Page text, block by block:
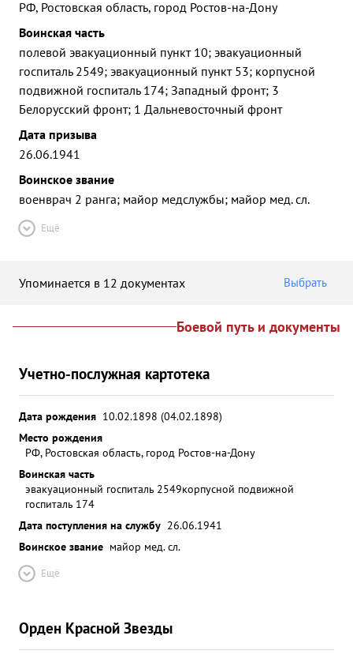
РФ, Ростовская область, город Ростов-на-Дону
Воинская часть
полевой эвакуационный пункт 10; эвакуационный
госпиталь 2549; эвакуационный пункт 53; корпусной
подвижной госпиталь 174; Западный фронт; 3
Белорусский фронт; 1 Дальневосточный фронт
Дата призыва
26.06.1941
Воинское звание
военврач 2 ранга; майор медслужбы; майор мед. сл.
Ещё
Упоминается в 12 документах Выбрать
Боевой путь и документы
Учетно-послужная картотека
Дата рождения 10.02.1898 (04.02.1898)
Место рождения
РФ, Ростовская область, город Ростов-на-Дону
Воинская часть
эвакуационный госпиталь 2549корпусной подвижной
госпиталь 174
Дата поступления на службу 26.06.1941
Воинское звание майор мед. сл.
Ещё
Орден Красной Звезды